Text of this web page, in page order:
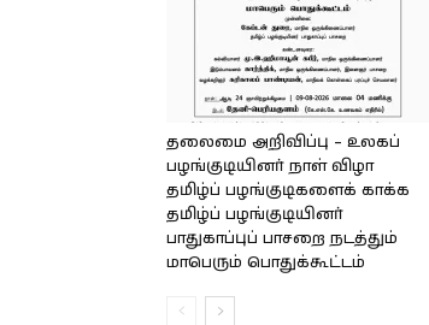
தலைமை அறிவிப்பு – உலகப்
பழங்குடியினர் நாள் விழா
தமிழ்ப் பழங்குடிகளைக் காக்க
தமிழ்ப் பழங்குடியினர்
பாதுகாப்புப் பாசறை நடத்தும்
மாபெரும் பொதுக்கூட்டம்